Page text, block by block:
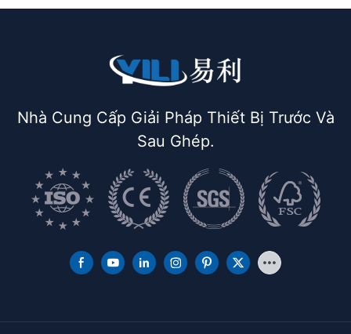
Nhà Cung Cấp Giải Pháp Thiết Bị Trước Và
Sau Ghép.